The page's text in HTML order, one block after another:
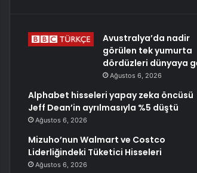
Avustralya’da nadir
görülen tek yumurta
dördüzleri dünyaya
Ağustos 6, 2026
Alphabet hisseleri yapay zeka öncüsü
Jeff Dean’in ayrılmasıyla %5 düştü
Ağustos 6, 2026
Mizuho’nun Walmart ve Costco
Liderliğindeki Tüketici Hisseleri
Ağustos 6, 2026